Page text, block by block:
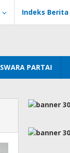
Indeks Berita
SWARA PARTAI